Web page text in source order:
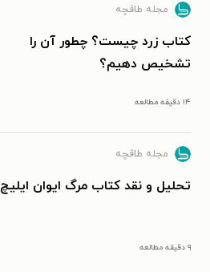
مجله طاقچه
کتاب زرد چیست؟ چطور آن را
تشخیص دهیم؟
۱۴ دقیقه مطالعه
مجله طاقچه
تحلیل و نقد کتاب مرگ ایوان ایلیچ
۹ دقیقه مطالعه